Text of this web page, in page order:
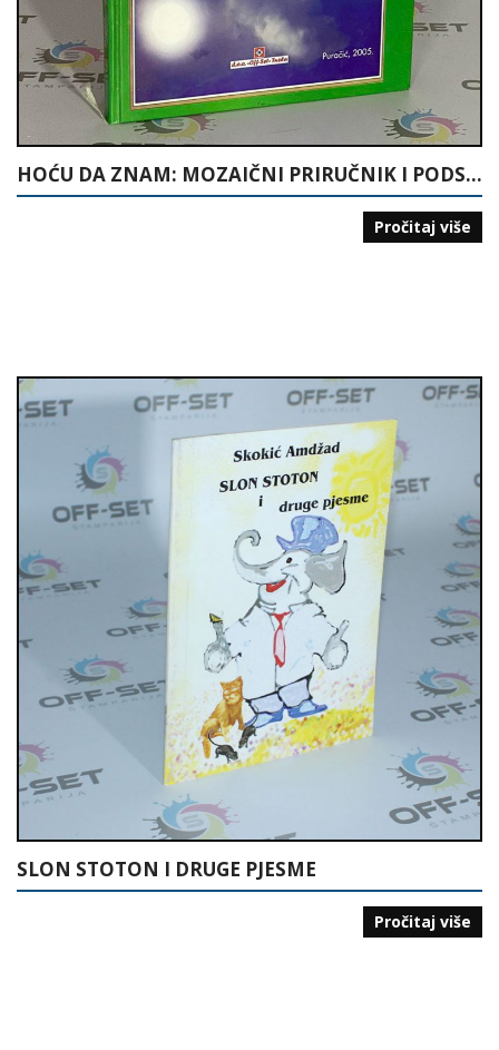
HOĆU DA ZNAM: MOZAIČNI PRIRUČNIK I PODSJETNIK BOŠNJAKU
Pročitaj više
SLON STOTON I DRUGE PJESME
Pročitaj više